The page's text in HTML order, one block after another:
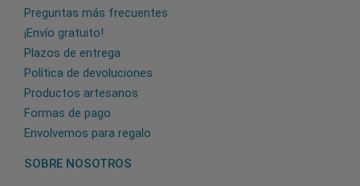
Preguntas más frecuentes
¡Envío gratuito!
Plazos de entrega
Política de devoluciones
Productos artesanos
Formas de pago
Envolvemos para regalo
SOBRE NOSOTROS